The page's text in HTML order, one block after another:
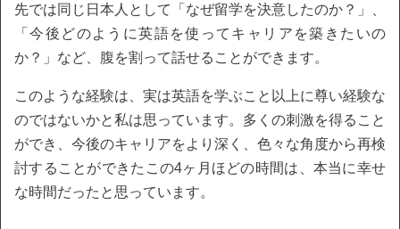
先では同じ日本人として「なぜ留学を決意したのか？」、
「今後どのように英語を使ってキャリアを築きたいの
か？」など、腹を割って話せることができます。
このような経験は、実は英語を学ぶこと以上に尊い経験な
のではないかと私は思っています。多くの刺激を得ること
ができ、今後のキャリアをより深く、色々な角度から再検
討することができたこの4ヶ月ほどの時間は、本当に幸せ
な時間だったと思っています。